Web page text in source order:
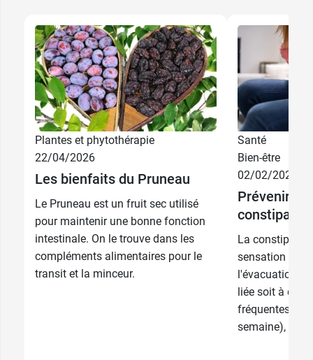
Plantes et phytothérapie
22/04/2026
Les bienfaits du Pruneau
Le Pruneau est un fruit sec utilisé
pour maintenir une bonne fonction
intestinale. On le trouve dans les
compléments alimentaires pour le
transit et la minceur.
Santé
Bien-être
02/02/2026
Prévenir et
La
sensation
l'évacuation
liée soit à des
fréquentes
semaine), soit